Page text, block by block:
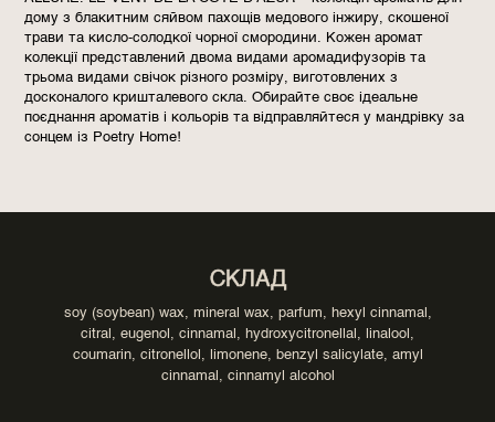
дому з блакитним сяйвом пахощів медового інжиру, скошеної
трави та кисло-солодкої чорної смородини. Кожен аромат
колекції представлений двома видами аромадифузорів та
трьома видами свічок різного розміру, виготовлених з
досконалого кришталевого скла. Обирайте своє ідеальне
поєднання ароматів і кольорів та відправляйтеся у мандрівку за
сонцем із Poetry Home!
СКЛАД
soy (soybean) wax, mineral wax, parfum, hexyl cinnamal,
citral, eugenol, cinnamal, hydroxycitronellal, linalool,
coumarin, citronellol, limonene, benzyl salicylate, amyl
cinnamal, cinnamyl alcohol